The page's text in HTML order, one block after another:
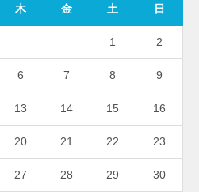
木 金 土 日
1 2
6 7 8 9
13 14 15 16
20 21 22 23
27 28 29 30